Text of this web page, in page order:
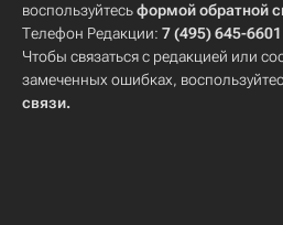
воспользуйтесьформой обратной
Телефон Редакции: 7 (495) 645-6601
Чтобы связаться с редакцией или
замеченных ошибках,
связи.